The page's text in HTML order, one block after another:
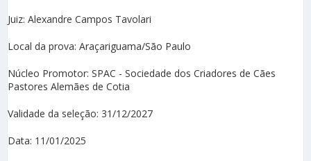
Juiz: Alexandre Campos Tavolari
Local da prova: Araçariguama/São Paulo
Núcleo Promotor: SPAC - Sociedade dos Criadores de Cães
Pastores Alemães de Cotia
Validade da seleção: 31/12/2027
Data: 11/01/2025